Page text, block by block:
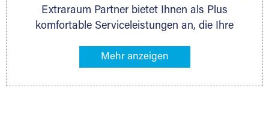
Extraraum Partner bietet Ihnen als Plus
komfortable Serviceleistungen an, die Ihre
gehören z. B. Verpackungsservice, Lieferung von
Ihr Lagergut wird bei Ihrem Extraraum Partner